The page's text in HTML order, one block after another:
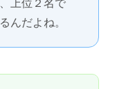
上位２名で
んだよね。